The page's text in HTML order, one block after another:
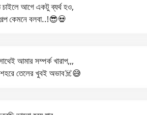
আগে একটু ব্যর্থ হও,
কেমনে বলবা..!😎💀
আমার সম্পর্ক খারাপ,,,
তেলের খুবই অভাব☠️😅